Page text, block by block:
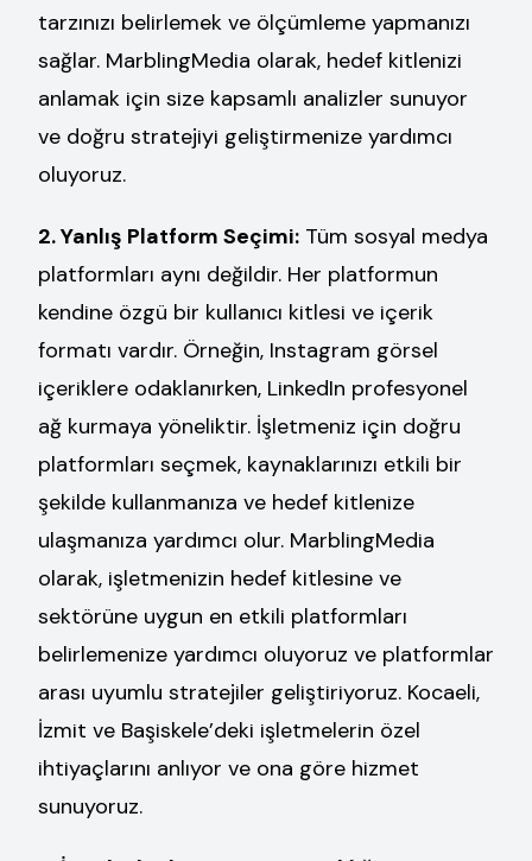
tarzınızı belirlemek ve ölçümleme yapmanızı
sağlar. MarblingMedia olarak, hedef kitlenizi
anlamak için size kapsamlı analizler sunuyor
ve doğru stratejiyi geliştirmenize yardımcı
oluyoruz.
2. Yanlış Platform Seçimi: Tüm sosyal medya
platformları aynı değildir. Her platformun
kendine özgü bir kullanıcı kitlesi ve içerik
formatı vardır. Örneğin, Instagram görsel
içeriklere odaklanırken, LinkedIn profesyonel
ağ kurmaya yöneliktir. İşletmeniz için doğru
platformları seçmek, kaynaklarınızı etkili bir
şekilde kullanmanıza ve hedef kitlenize
ulaşmanıza yardımcı olur. MarblingMedia
olarak, işletmenizin hedef kitlesine ve
sektörüne uygun en etkili platformları
belirlemenize yardımcı oluyoruz ve platformlar
arası uyumlu stratejiler geliştiriyoruz. Kocaeli,
İzmit ve Başiskele’deki işletmelerin özel
ihtiyaçlarını anlıyor ve ona göre hizmet
sunuyoruz.